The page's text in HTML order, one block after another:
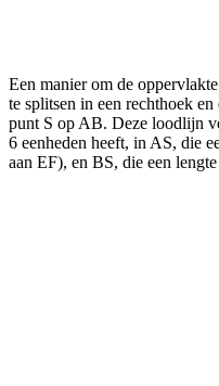
Een manier om de
te splitsen in een rechthoek
punt S op AB. Deze loodlijn
6 eenheden heeft, in AS, die
aan EF), en BS, die een